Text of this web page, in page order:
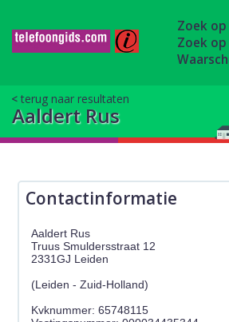
Zoek
Zoek
terug naar resultaten
Aaldert Rus
Contactinformatie
Aaldert Rus
Truus Smuldersstraat 12
2331GJ Leiden
(Leiden - Zuid-Holland)
Kvknummer: 65748115